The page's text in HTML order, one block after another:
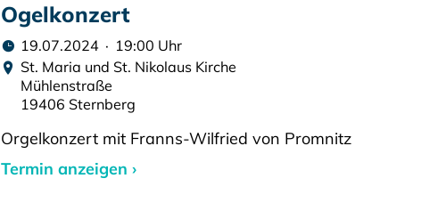
Ogelkonzert
19.07.2024 · 19:00 Uhr
St. Maria und St. Nikolaus Kirche
Mühlenstraße
19406 Sternberg
Orgelkonzert mit Franns-Wilfried von Promnitz
Termin anzeigen ›